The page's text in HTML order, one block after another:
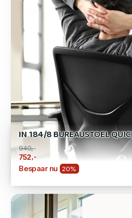
IN 184/8 BUREAUSTOEL
940,-
752 ,-
Bespaar nu 20%